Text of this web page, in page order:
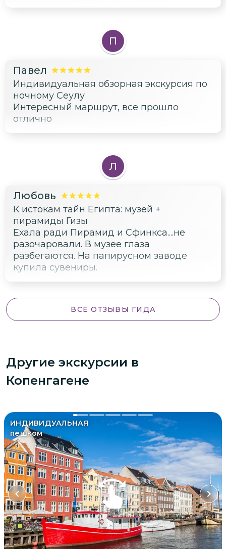
П
Павел
Индивидуальная обзорная экскурсия по
ночному Сеулу
Интересный маршрут, все прошло
отлично
Л
Любовь
К истокам тайн Египта: музей +
пирамиды Гизы
Ехала ради Пирамид и Сфинкса....не
разочаровали. В музее глаза
разбегаются. На папирусном заводе
купила сувениры.
ВСЕ ОТЗЫВЫ ГИДА
Другие экскурсии в
Копенгагене
ИНДИВИДУАЛЬНАЯ
пешком